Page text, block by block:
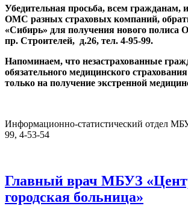
Убедительная просьба, всем
ОМС разных страховых компаний,
«Сибирь» для получения нового полиса
пр. Строителей, д.26, тел. 4-95-99.
Напоминаем, что незастрахованные
обязательного медицинского
только на получение экстренной
Информационно-статистический отдел
99, 4-53-54
Главный врач МБУЗ
городская больница»